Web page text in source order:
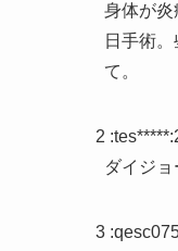
身体が
日手術
て。
2 :tes*****:
ダイジ
3 :